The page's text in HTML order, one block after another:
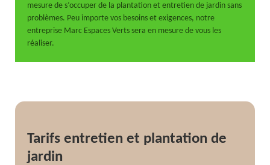
mesure de s’occuper de la plantation et entretien de jardin sans
problèmes. Peu importe vos besoins et exigences, notre
entreprise Marc Espaces Verts sera en mesure de vous les
réaliser.
Tarifs entretien et plantation de
jardin